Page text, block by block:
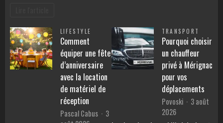
LIFESTYLE
Comment
équiper une fête
d’anniversaire
avec la location
de matériel de
réception
Pascal Cabus
3
TRANSPORT
Pourquoi choisir
un chauffeur
privé à Mérignac
pour vos
déplacements
Povoski
3 août
2026